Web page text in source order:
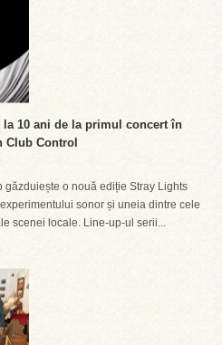
10 ani de la primul concert în
Club Control
găzduiește o nouă ediție Stray Lights
sonor și uneia dintre cele
scenei locale. Line-up-ul serii...